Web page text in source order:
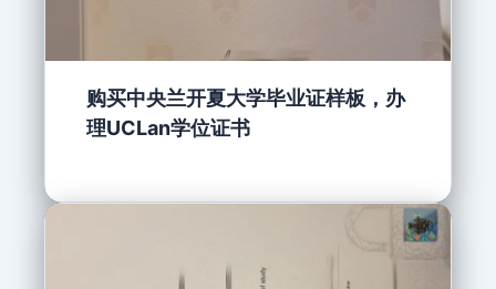
购买中央兰开夏大学毕业证样板，办
理UCLan学位证书